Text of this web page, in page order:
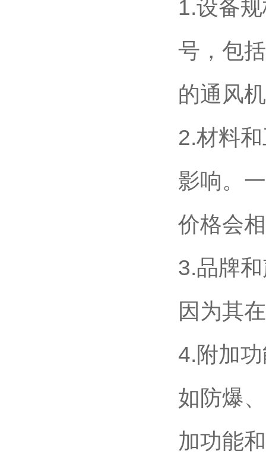
1.设备
号，包
的通风
2.材料
影响。
价格会
3.品牌
因为其
4.附加
如防爆
加功能